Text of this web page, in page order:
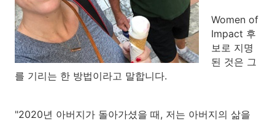
Women of
Impact 후
보로 지명
된 것은 그
를 기리는 한 방법이라고 말합니다.
"2020년 아버지가 돌아가셨을 때, 저는 아버지의 삶을